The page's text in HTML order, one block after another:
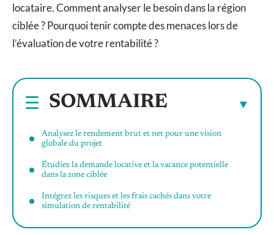
locataire. Comment analyser le besoin dans la région
ciblée ? Pourquoi tenir compte des menaces lors de
l’évaluation de votre rentabilité ?
SOMMAIRE
Analysez le rendement brut et net pour une vision
globale du projet
Étudiez la demande locative et la vacance potentielle
dans la zone ciblée
Intégrez les risques et les frais cachés dans votre
simulation de rentabilité